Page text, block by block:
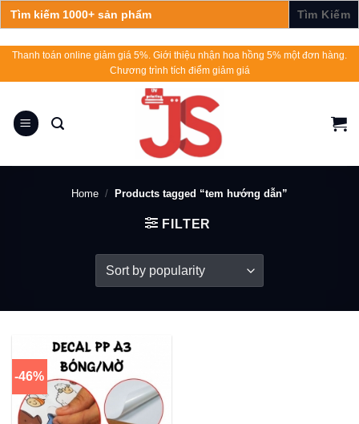
Search
for:
Skip
Thanh toán online giảm giá 5%. Giới thiệu nhận hoa hồng 5% một đơn hàng.
Chương trình tích điểm giảm giá
Home / Products tagged “tem hướng dẫn”
FILTER
-46%